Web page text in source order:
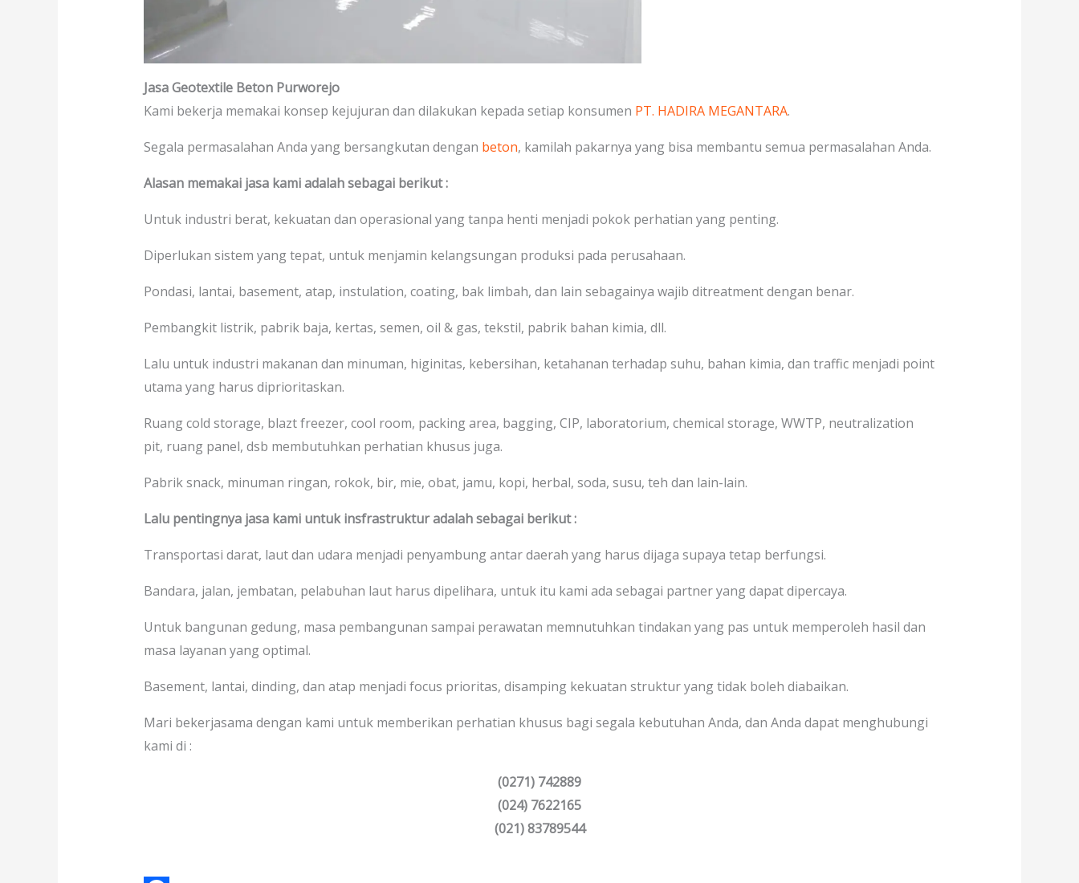
Jasa Geotextile Beton Purworejo
Kami bekerja memakai konsep kejujuran dan dilakukan kepada setiap konsumen PT. HADIRA MEGANTARA.
Segala permasalahan Anda yang bersangkutan dengan beton, kamilah pakarnya yang bisa membantu semua permasalahan Anda.
Alasan memakai jasa kami adalah sebagai berikut :
Untuk industri berat, kekuatan dan operasional yang tanpa henti menjadi pokok perhatian yang penting.
Diperlukan sistem yang tepat, untuk menjamin kelangsungan produksi pada perusahaan.
Pondasi, lantai, basement, atap, instulation, coating, bak limbah, dan lain sebagainya wajib ditreatment dengan benar.
Pembangkit listrik, pabrik baja, kertas, semen, oil & gas, tekstil, pabrik bahan kimia, dll.
Lalu untuk industri makanan dan minuman, higinitas, kebersihan, ketahanan terhadap suhu, bahan kimia, dan traffic menjadi point
utama yang harus diprioritaskan.
Ruang cold storage, blazt freezer, cool room, packing area, bagging, CIP, laboratorium, chemical storage, WWTP, neutralization
pit, ruang panel, dsb membutuhkan perhatian khusus juga.
Pabrik snack, minuman ringan, rokok, bir, mie, obat, jamu, kopi, herbal, soda, susu, teh dan lain-lain.
Lalu pentingnya jasa kami untuk insfrastruktur adalah sebagai berikut :
Transportasi darat, laut dan udara menjadi penyambung antar daerah yang harus dijaga supaya tetap berfungsi.
Bandara, jalan, jembatan, pelabuhan laut harus dipelihara, untuk itu kami ada sebagai partner yang dapat dipercaya.
Untuk bangunan gedung, masa pembangunan sampai perawatan memnutuhkan tindakan yang pas untuk memperoleh hasil dan
masa layanan yang optimal.
Basement, lantai, dinding, dan atap menjadi focus prioritas, disamping kekuatan struktur yang tidak boleh diabaikan.
Mari bekerjasama dengan kami untuk memberikan perhatian khusus bagi segala kebutuhan Anda, dan Anda dapat menghubungi
kami di :
(0271) 742889
(024) 7622165
(021) 83789544